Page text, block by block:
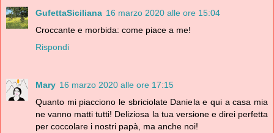
GufettaSiciliana 16 marzo 2020 alle ore 15:04
Croccante e morbida: come piace a me!
Rispondi
Mary 16 marzo 2020 alle ore 17:15
Quanto mi piacciono le sbriciolate Daniela e qui a casa mia
ne vanno matti tutti! Deliziosa la tua versione e direi perfetta
per coccolare i nostri papà, ma anche noi!